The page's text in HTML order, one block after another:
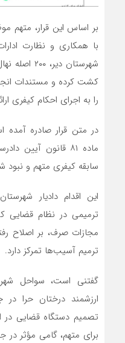
بر اساس این قرار،
با همکاری و نظارت
شهرستان
کشت کرده و مستندات
را به اجرای احکام کیفری
در متن قرار صادره آمده
ماده ۸۱ قانون
سابقه کیفری متهم و
این اقدام دادیار
ترمیمی در نظام قضایی
مجازات صرف، بر اصلاح
ترمیم آسیب‌ها تمرکز دارد.
گفتنی است، سواحل
ارزشمند درختان حرا
تصمیم دستگاه قضایی در
برای متهم، گامی مؤثر